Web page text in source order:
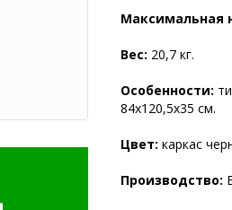
Максимальная
Вес: 20,7 кг.
Особенности:
84х120,5х35 см.
Цвет: каркас
Производство: